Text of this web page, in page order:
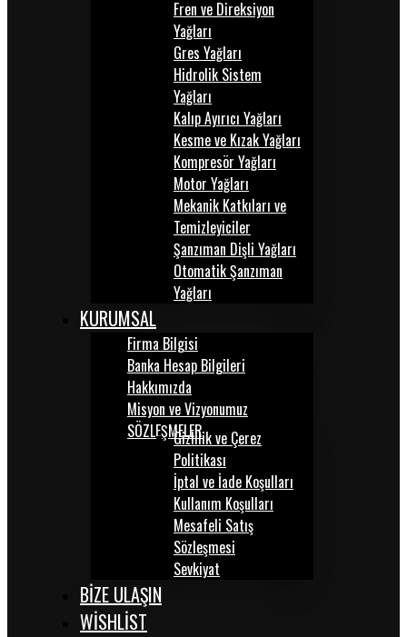
Fren ve Direksiyon
Yağları
Gres Yağları
Hidrolik Sistem
Yağları
Kalıp Ayırıcı Yağları
Kesme ve Kızak Yağları
Kompresör Yağları
Motor Yağları
Mekanik Katkıları ve
Temizleyiciler
Şanzıman Dişli Yağları
Otomatik Şanzıman
Yağları
KURUMSAL
Firma Bilgisi
Banka Hesap Bilgileri
Hakkımızda
Misyon ve Vizyonumuz
SÖZLEŞMELERGizlilik ve Çerez
Politikası
İptal ve İade Koşulları
Kullanım Koşulları
Mesafeli Satış
Sözleşmesi
Sevkiyat
BİZE ULAŞIN
WISHLIST